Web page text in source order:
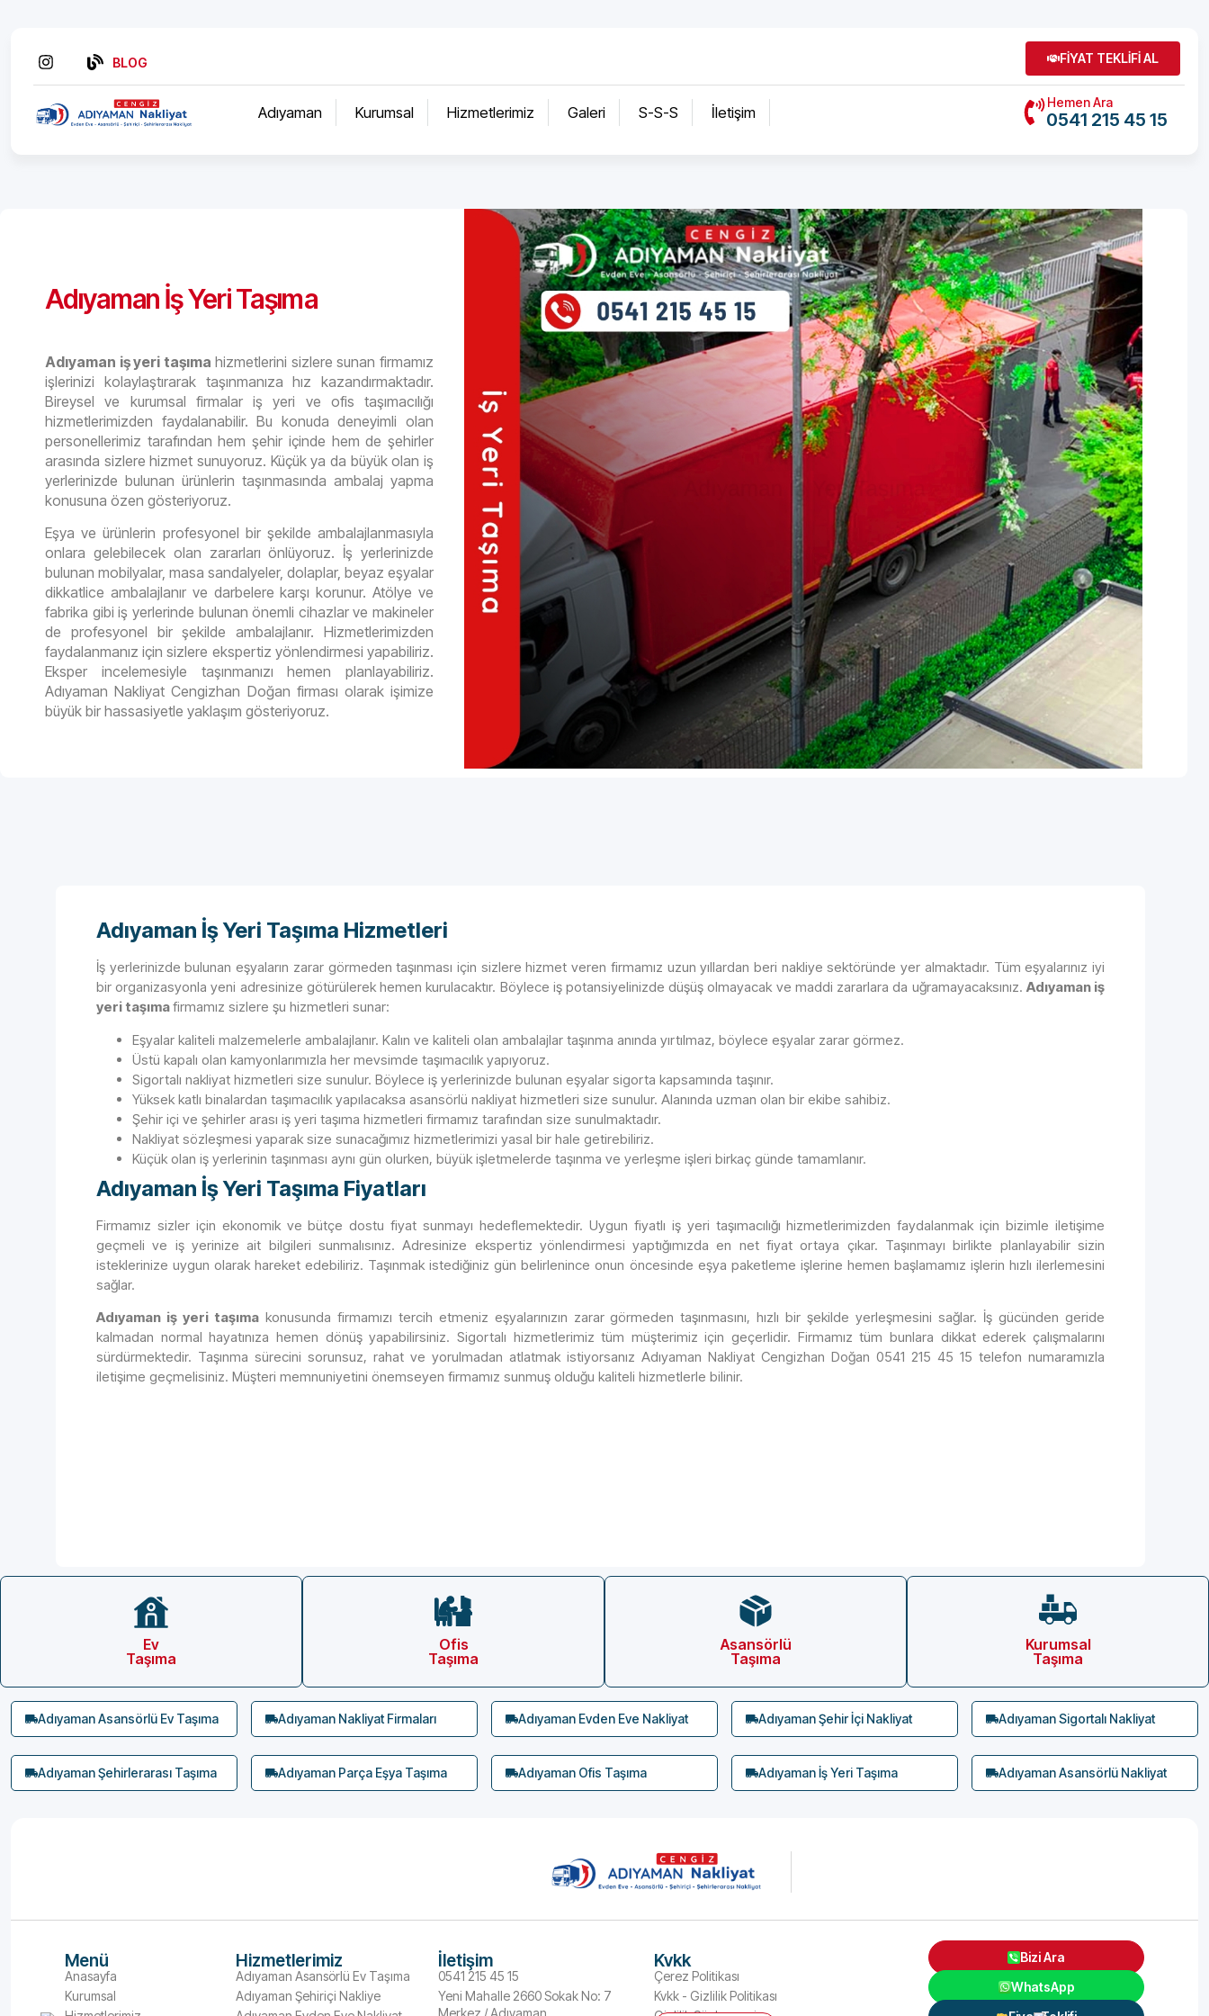
BLOG FİYAT TEKLİFİ AL
Adıyaman Kurumsal Hizmetlerimiz Galeri S-S-S İletişim
Hemen Ara
0541 215 45 15
Adıyaman İş Yeri Taşıma
Adıyaman iş yeri taşıma hizmetlerini sizlere sunan firmamız
işlerinizi kolaylaştırarak taşınmanıza hız kazandırmaktadır.
Bireysel ve kurumsal firmalar iş yeri ve ofis taşımacılığı
hizmetlerimizden faydalanabilir. Bu konuda deneyimli olan
personellerimiz tarafından hem şehir içinde hem de şehirler
arasında sizlere hizmet sunuyoruz. Küçük ya da büyük olan iş
yerlerinizde bulunan ürünlerin taşınmasında ambalaj yapma
konusuna özen gösteriyoruz.
Eşya ve ürünlerin profesyonel bir şekilde ambalajlanmasıyla
onlara gelebilecek olan zararları önlüyoruz. İş yerlerinizde
bulunan mobilyalar, masa sandalyeler, dolaplar, beyaz eşyalar
dikkatlice ambalajlanır ve darbelere karşı korunur. Atölye ve
fabrika gibi iş yerlerinde bulunan önemli cihazlar ve makineler
de profesyonel bir şekilde ambalajlanır. Hizmetlerimizden
faydalanmanız için sizlere ekspertiz yönlendirmesi yapabiliriz.
Eksper incelemesiyle taşınmanızı hemen planlayabiliriz.
Adıyaman Nakliyat Cengizhan Doğan firması olarak işimize
büyük bir hassasiyetle yaklaşım gösteriyoruz.
Adıyaman İş Yeri Taşıma Hizmetleri
İş yerlerinizde bulunan eşyaların zarar görmeden taşınması için sizlere hizmet veren firmamız uzun yıllardan beri nakliye sektöründe yer almaktadır. Tüm eşyalarınız iyi
bir organizasyonla yeni adresinize götürülerek hemen kurulacaktır. Böylece iş potansiyelinizde düşüş olmayacak ve maddi zararlara da uğramayacaksınız. Adıyaman iş
yeri taşımafirmamız sizlere şu hizmetleri sunar:
Eşyalar kaliteli malzemelerle ambalajlanır. Kalın ve kaliteli olan ambalajlar taşınma anında yırtılmaz, böylece eşyalar zarar görmez.
Üstü kapalı olan kamyonlarımızla her mevsimde taşımacılık yapıyoruz.
Sigortalı nakliyat hizmetleri size sunulur. Böylece iş yerlerinizde bulunan eşyalar sigorta kapsamında taşınır.
Yüksek katlı binalardan taşımacılık yapılacaksa asansörlü nakliyat hizmetleri size sunulur. Alanında uzman olan bir ekibe sahibiz.
Şehir içi ve şehirler arası iş yeri taşıma hizmetleri firmamız tarafından size sunulmaktadır.
Nakliyat sözleşmesi yaparak size sunacağımız hizmetlerimizi yasal bir hale getirebiliriz.
Küçük olan iş yerlerinin taşınması aynı gün olurken, büyük işletmelerde taşınma ve yerleşme işleri birkaç günde tamamlanır.
Adıyaman İş Yeri Taşıma Fiyatları
Firmamız sizler için ekonomik ve bütçe dostu fiyat sunmayı hedeflemektedir. Uygun fiyatlı iş yeri taşımacılığı hizmetlerimizden faydalanmak için bizimle iletişime
geçmeli ve iş yerinize ait bilgileri sunmalısınız. Adresinize ekspertiz yönlendirmesi yaptığımızda en net fiyat ortaya çıkar. Taşınmayı birlikte planlayabilir sizin
isteklerinize uygun olarak hareket edebiliriz. Taşınmak istediğiniz gün belirlenince onun öncesinde eşya paketleme işlerine hemen başlamamız işlerin hızlı ilerlemesini
sağlar.
Adıyaman iş yeri taşımakonusunda firmamızı tercih etmeniz eşyalarınızın zarar görmeden taşınmasını, hızlı bir şekilde yerleşmesini sağlar. İş gücünden geride
kalmadan normal hayatınıza hemen dönüş yapabilirsiniz. Sigortalı hizmetlerimiz tüm müşterimiz için geçerlidir. Firmamız tüm bunlara dikkat ederek çalışmalarını
sürdürmektedir. Taşınma sürecini sorunsuz, rahat ve yorulmadan atlatmak istiyorsanız Adıyaman Nakliyat Cengizhan Doğan 0541 215 45 15 telefon numaramızla
iletişime geçmelisiniz. Müşteri memnuniyetini önemseyen firmamız sunmuş olduğu kaliteli hizmetlerle bilinir.
Ev
Taşıma
Ofis
Taşıma
Asansörlü
Taşıma
Kurumsal
Taşıma
Adıyaman Asansörlü Ev Taşıma Adıyaman Nakliyat Firmaları Adıyaman Evden Eve Nakliyat Adıyaman Şehir İçi Nakliyat Adıyaman Sigortalı Nakliyat
Adıyaman Şehirlerarası Taşıma Adıyaman Parça Eşya Taşıma Adıyaman Ofis Taşıma Adıyaman İş Yeri Taşıma Adıyaman Asansörlü Nakliyat
Menü
Anasayfa
Kurumsal
Hizmetlerimiz
Adıyaman Asansörlü Ev Taşıma
Adıyaman Şehiriçi Nakliye
İletişim
0541 215 45 15
Yeni Mahalle 2660 Sokak No: 7
Merkez / Adıyaman
Kvkk
Çerez Politikası
Kvkk - Gizlilik Politikası
Bizi Ara
WhatsApp